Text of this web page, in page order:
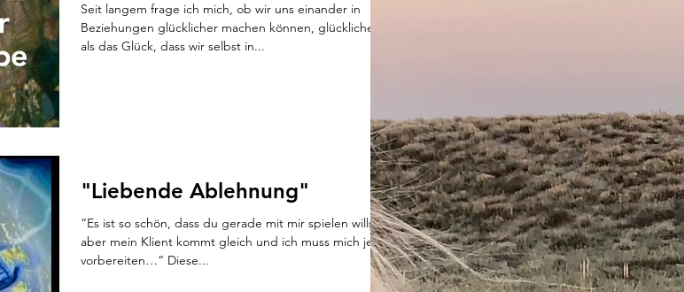
Seit langem frage ich mich, ob wir uns einander in
Beziehungen glücklicher machen können, glücklicher
als das Glück, dass wir selbst in...
"Liebende Ablehnung"
“Es ist so schön, dass du gerade mit mir spielen willst,
aber mein Klient kommt gleich und ich muss mich jetzt
vorbereiten…“ Diese...